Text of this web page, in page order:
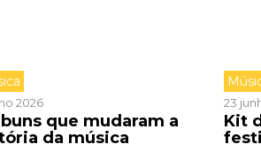
2026
que mudaram a
da música
23
Kit